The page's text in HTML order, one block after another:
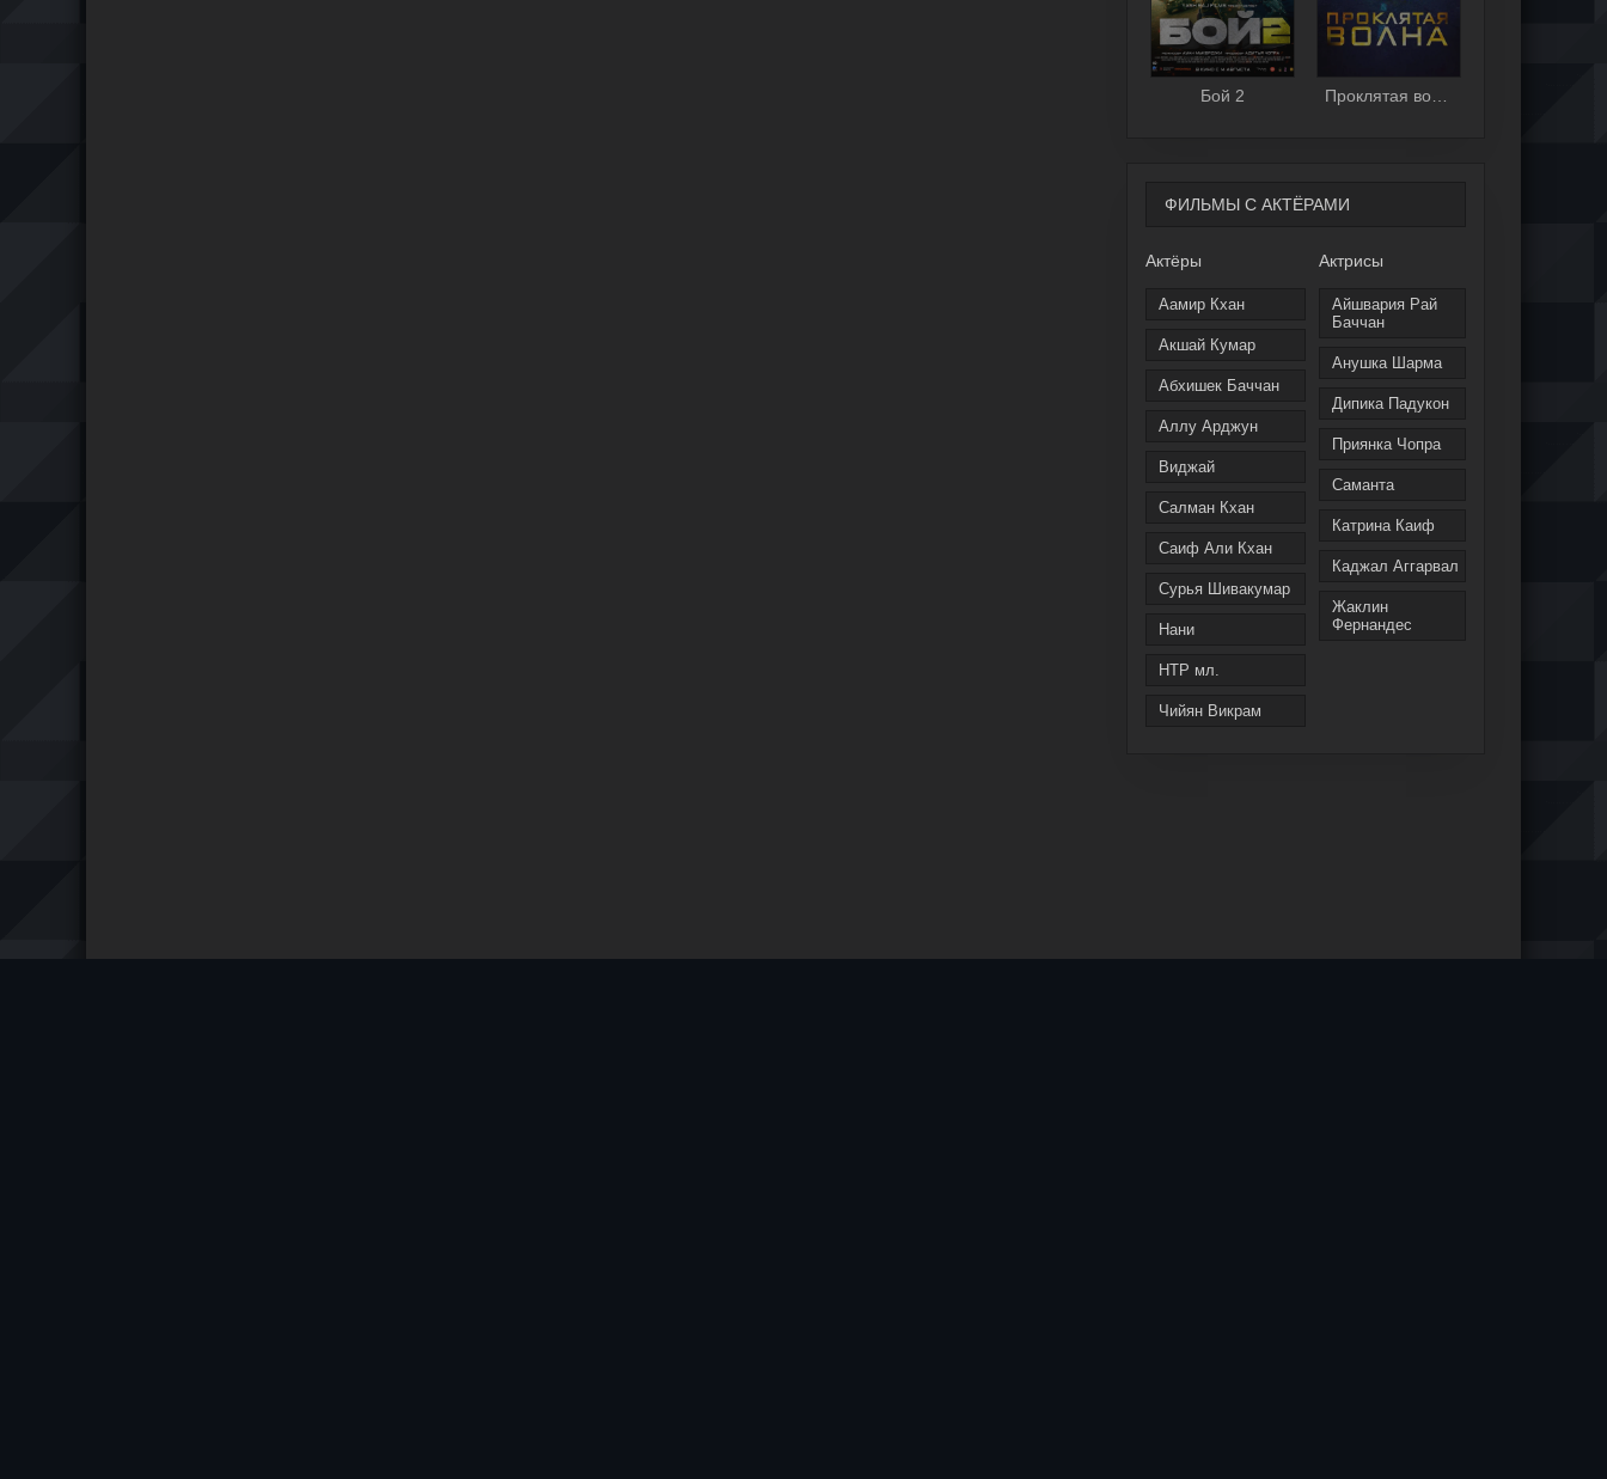
Бой 2 Проклятая волна
ФИЛЬМЫ С АКТЁРАМИ
Актёры
Аамир Кхан
Акшай Кумар
Абхишек Баччан
Аллу Арджун
Виджай
Салман Кхан
Саиф Али Кхан
Сурья Шивакумар
Нани
НТР мл.
Чийян Викрам
Актрисы
Айшвария Рай
Баччан
Анушка Шарма
Дипика Падукон
Приянка Чопра
Саманта
Катрина Каиф
Каджал Аггарвал
Жаклин
Фернандес